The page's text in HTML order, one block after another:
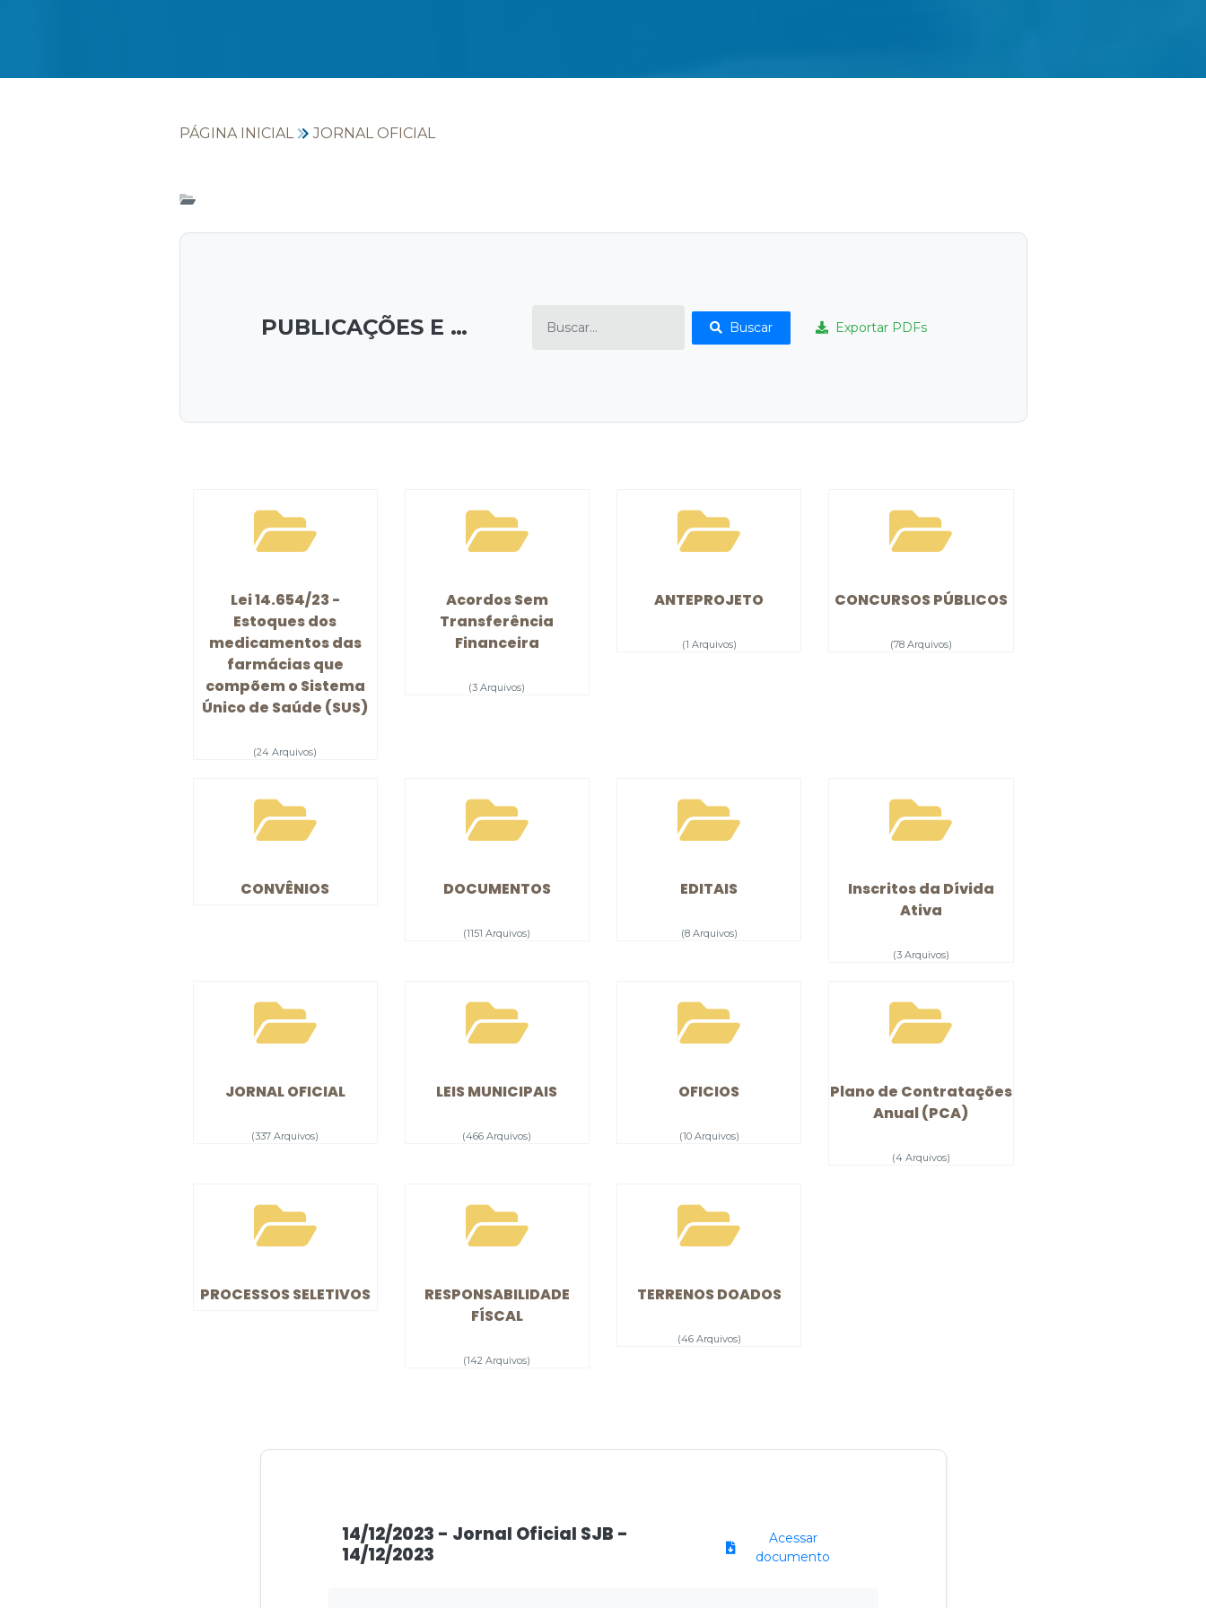
PÁGINA INICIAL JORNAL OFICIAL
PUBLICAÇÕES E ETC Buscar Exportar PDFs
Lei 14.654/23 -
Estoques dos
medicamentos das
farmácias que
compõem o Sistema
Único de Saúde (SUS)
(24 Arquivos)
Acordos Sem
Transferência
Financeira
(3 Arquivos)
ANTEPROJETO
(1 Arquivos)
CONCURSOS PÚBLICOS
(78 Arquivos)
CONVÊNIOS DOCUMENTOS
(1151 Arquivos)
EDITAIS
(8 Arquivos)
Inscritos da Dívida
Ativa
(3 Arquivos)
JORNAL OFICIAL
(337 Arquivos)
LEIS MUNICIPAIS
(466 Arquivos)
OFICIOS
(10 Arquivos)
Plano de Contratações
Anual (PCA)
(4 Arquivos)
PROCESSOS SELETIVOS
RESPONSABILIDADE
FÍSCAL
(142 Arquivos)
TERRENOS DOADOS
(46 Arquivos)
14/12/2023 - Jornal Oficial SJB -
14/12/2023
Acessar
documento